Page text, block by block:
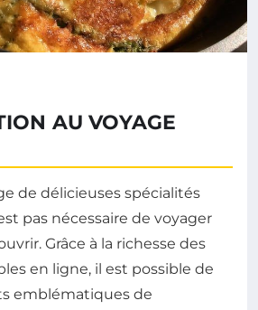
AU VOYAGE
de délicieuses spécialités
pas nécessaire de voyager
Grâce à la richesse des
en ligne, il est possible de
emblématiques de